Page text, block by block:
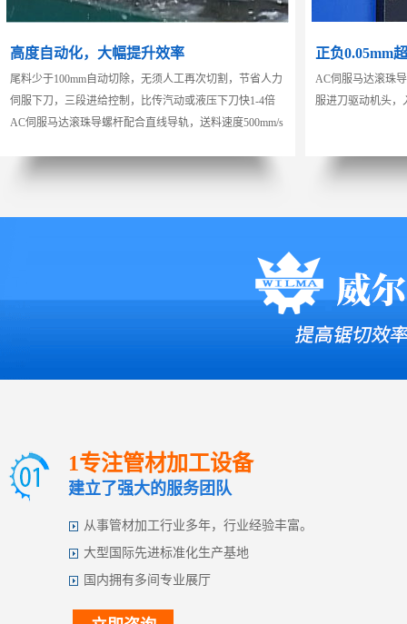
高度自动化，大幅提升效率
尾料少于100mm自动切除，无须人工再次切割，节省人力
伺服下刀，三段进给控制，比传汽动或液压下刀快1-4倍
AC伺服马达滚珠导螺杆配合直线导轨，送料速度500mm/s
正负0.05mm
AC伺服马达滚珠
服进刀驱动机头，
1专注管材加工设备
建立了强大的服务团队
从事管材加工行业多年，行业经验丰富。
大型国际先进标准化生产基地
国内拥有多间专业展厅